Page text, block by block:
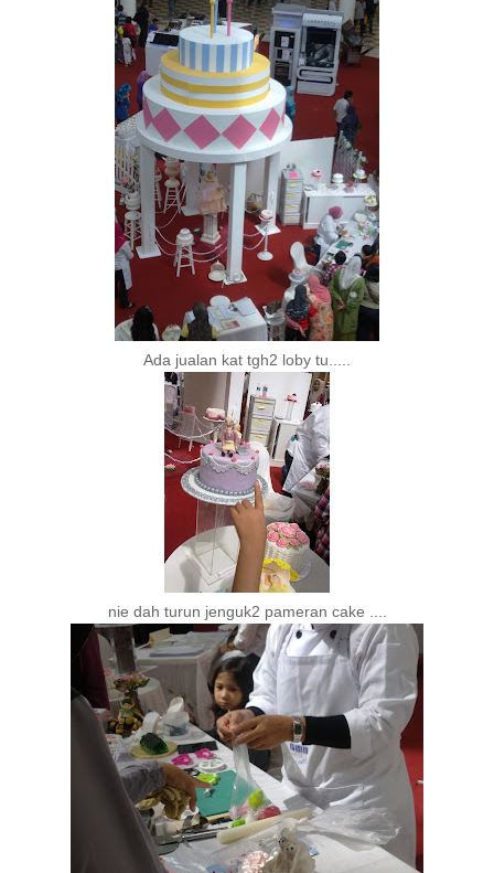
Ada jualan kat tgh2 loby tu.....
nie dah turun jenguk2 pameran cake ....